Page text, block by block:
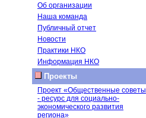
Об организации
Наша команда
Публичный отчет
Новости
Практики НКО
Информация НКО
Проекты
Проект «Общественные советы
- ресурс для социально-
экономического развития
региона»